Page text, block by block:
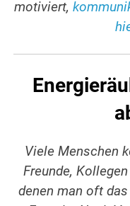
motiviert,
Viele Menschen
Freunde,
denen man oft